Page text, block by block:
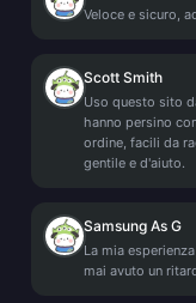
Veloce e sicuro,
Scott Smith
Uso questo sito
hanno persino
ordine, facili da
gentile e d'aiuto.
Samsung As G
La mia
mai avuto un